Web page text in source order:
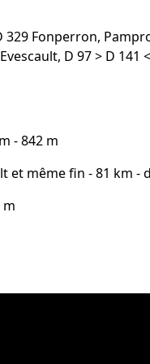
329 Fonperron,
D 97 > D 141
- 842 m
et même fin - 81 km -
m